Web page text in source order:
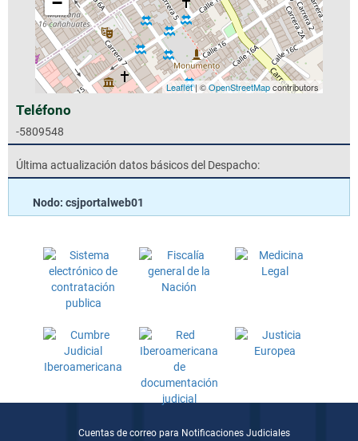
Leaflet| ©OpenStreetMapcontributors
Teléfono
-5809548
Última actualización datos básicos del Despacho:
Nodo: csjportalweb01
Cuentas de correo para Notificaciones Judiciales